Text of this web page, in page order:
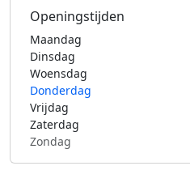
Openingstijden
Maandag
Dinsdag
Woensdag
Donderdag
Vrijdag
Zaterdag
Zondag